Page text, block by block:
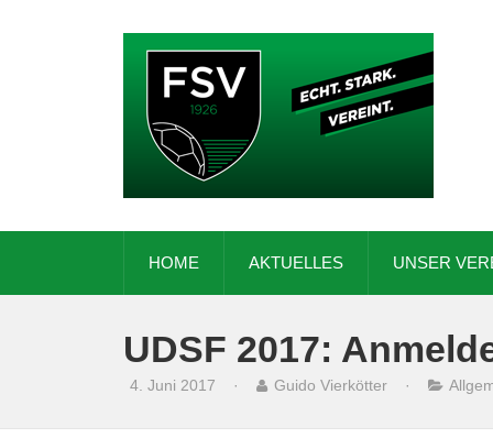
HOME AKTUELLES UNSER
UDSF 2017:
4. Juni 2017 · Guido Vierkötter ·